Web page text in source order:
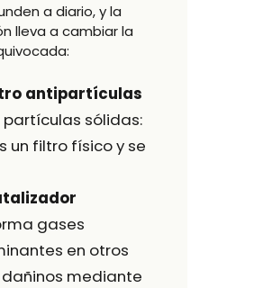
a diario, y la
lleva a cambiar la
antipartículas
sólidas:
un filtro físico y se
gases
en otros
mediante